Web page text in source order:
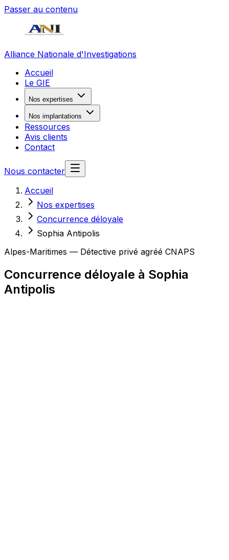
Passer au contenu
Alliance Nationale d'Investigations
Accueil
Le GIE
Nos expertises
Nos implantations
Ressources
Avis clients
Contact
Nous contacter
Accueil
Nos expertises
Concurrence déloyale
Sophia Antipolis
Alpes-Maritimes — Détective privé agréé CNAPS
Concurrence déloyale à Sophia
Antipolis